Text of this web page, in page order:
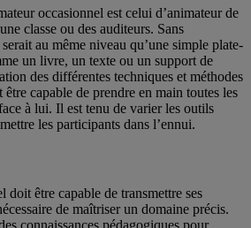
occasionnel est celui d’animateur de
classe ou des auditeurs. Sans
au même niveau qu’une simple plate-
un livre, un texte ou un support de
des différentes techniques et méthodes
capable de prendre en main toutes les
à lui. Il est tenu de varier les outils
les participants dans l’ennui.
doit être capable de transmettre ses
de maîtriser un domaine précis.
connaissances pédagogiques pour